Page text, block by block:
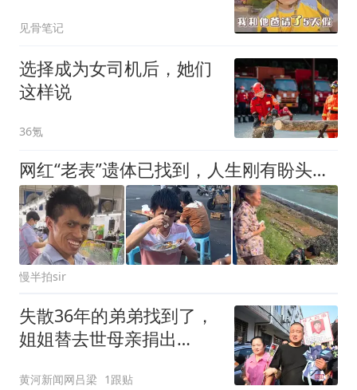
见骨笔记
选择成为女司机后，她们
这样说
36氪
网红“老表”遗体已找到，人生刚有盼头就遭遇意外，他真的是太苦了
慢半拍sir
失散36年的弟弟找到了，
姐姐替去世母亲捐出
黄河新闻网吕梁 1跟贴